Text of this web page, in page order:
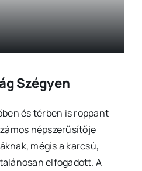
Szégyen
és térben is roppant
népszerűsítője
mégis a karcsú,
elfogadott. A